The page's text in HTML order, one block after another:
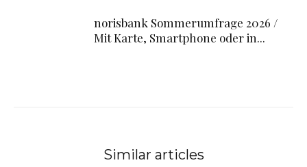
norisbank Sommerumfrage 2026 /
Mit Karte, Smartphone oder in...
Similar articles